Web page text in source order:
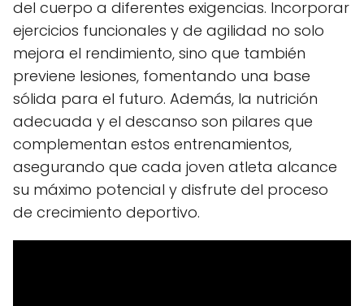
del cuerpo a diferentes exigencias. Incorporar
ejercicios funcionales y de agilidad no solo
mejora el rendimiento, sino que también
previene lesiones, fomentando una base
sólida para el futuro. Además, la nutrición
adecuada y el descanso son pilares que
complementan estos entrenamientos,
asegurando que cada joven atleta alcance
su máximo potencial y disfrute del proceso
de crecimiento deportivo.